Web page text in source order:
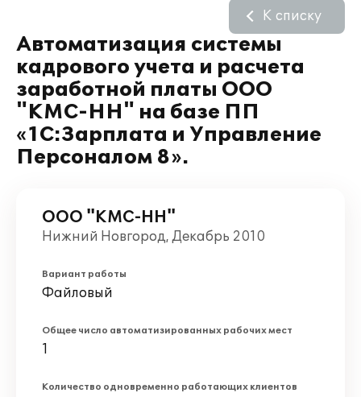
Автоматизация системы
кадрового учета и расчета
заработной платы ООО
"КМС-НН" на базе ПП
«1С:Зарплата и Управление
Персоналом 8».
К списку
ООО "КМС-НН"
Нижний Новгород, Декабрь 2010
Вариант работы
Файловый
Общее число автоматизированных рабочих мест
1
Количество одновременно работающих клиентов